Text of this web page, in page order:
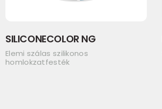
SILICONECOLOR NG
Elemi szálas szilikonos
homlokzatfesték